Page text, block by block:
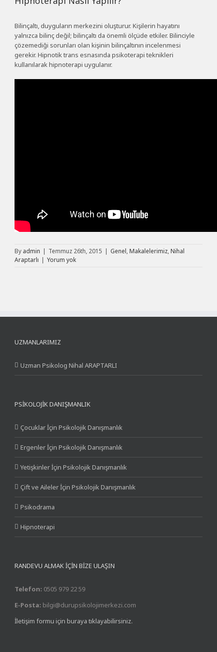
Bilinçaltı, duyguların merkezini oluşturur. Kişilerin hayatını
yalnızca bilinç değil; bilinçaltı da önemli ölçüde etkiler. Bilinciyle
çözemediği sorunları olan kişinin bilinçaltının incelenmesi
gerekir. Hipnotik trans esnasında psikoterapi teknikleri
kullanılarak hipnoterapi uygulanır.
By admin | Temmuz 26th, 2015 | Genel,Makalelerimiz,Nihal
Araptarlı | Yorum yok
UZMANLARIMIZ
Uzman Psikolog Nihal ARAPTARLI
PSIKOLOJIK DANIŞMANLIK
Çocuklar İçin Psikolojik Danışmanlık
Ergenler İçin Psikolojik Danışmanlık
Yetişkinler İçin Psikolojik Danışmanlık
Çift ve Aileler İçin Psikolojik Danışmanlık
Psikodrama
Hipnoterapi
RANDEVU ALMAK İÇİN BİZE ULAŞIN
Telefon: 0505 979 22 59
E-Posta: bilgi@durupsikolojimerkezi.com
İletişim formu için buraya tıklayabilirsiniz.